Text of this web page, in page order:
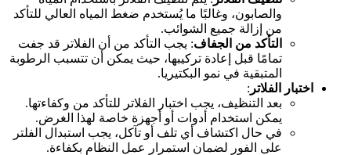
والصابون، وغالبًا ما يُستخدم ضغط المياه العالي للتأكد
من إزالة جميع الشوائب.
التأكد من الجفاف: يجب التأكد من أن الفلاتر قد جفت
تمامًا قبل إعادة تركيبها، حيث يمكن أن تتسبب الرطوبة
المتبقية في نمو البكتيريا.
اختبار الفلاتر :
بعد التنظيف، يجب اختبار الفلاتر للتأكد من وكفاءتها.
يمكن استخدام أدوات أو أجهزة خاصة لهذا الغرض.
في حال اكتشاف أي تلف أو تآكل، يجب استبدال الفلتر
على الفور لضمان استمرار عمل النظام بكفاءة.